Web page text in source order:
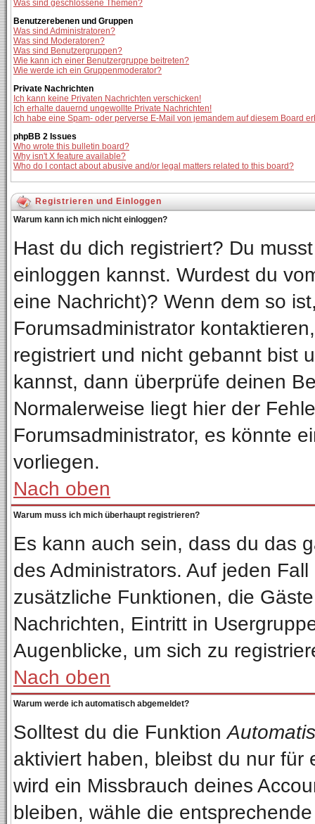
Was sind geschlossene Themen?
Benutzerebenen und Gruppen
Was sind Administratoren?
Was sind Moderatoren?
Was sind Benutzergruppen?
Wie kann ich einer Benutzergruppe beitreten?
Wie werde ich ein Gruppenmoderator?
Private Nachrichten
Ich kann keine Privaten Nachrichten verschicken!
Ich erhalte dauernd ungewollte Private Nachrichten!
Ich habe eine Spam- oder perverse E-Mail von jemandem auf diesem Board
phpBB 2 Issues
Who wrote this bulletin board?
Why isn't X feature available?
Who do I contact about abusive and/or legal matters related to this board?
Registrieren und Einloggen
Warum kann ich mich nicht einloggen?
Hast du dich registriert? Du
einloggen kannst. Wurdest du
eine Nachricht)? Wenn dem so
Forumsadministrator
registriert und nicht gebannt bist
kannst, dann überprüfe deinen
Normalerweise liegt hier der
Forumsadministrator, es könnte
vorliegen.
Nach oben
Warum muss ich mich überhaupt registrieren?
Es kann auch sein, dass du das
des Administrators. Auf jeden
zusätzliche Funktionen, die
Nachrichten, Eintritt in
Augenblicke, um sich zu
Nach oben
Warum werde ich automatisch abgemeldet?
Solltest du die Funktion
aktiviert haben, bleibst du nur
wird ein Missbrauch deines
bleiben, wähle die